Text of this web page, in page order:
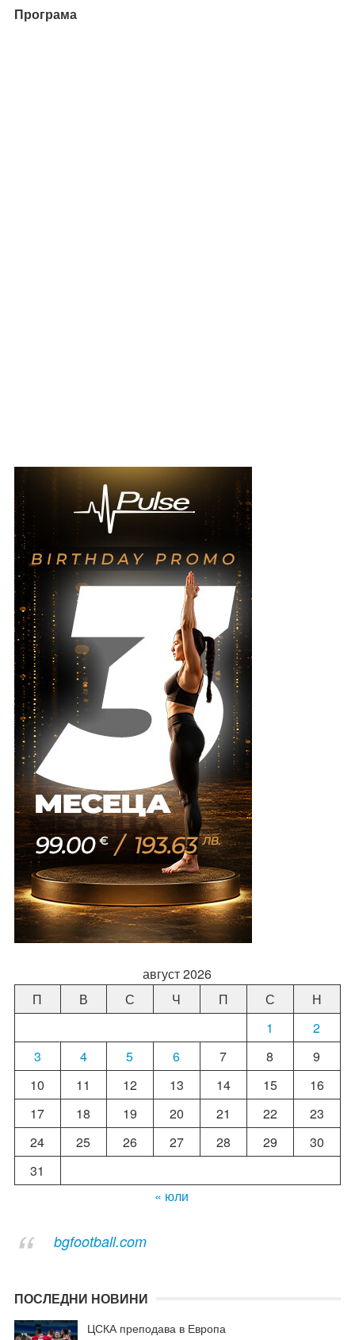
Програма
август 2026
П
В С Ч П С
Н
1
2
3
4 5 6 7 8
9
10
11 12 13 14 15
16
17
18 19 20 21 22
23
24
25 26 27 28 29
30
31
« юли
bgfootball.com
ПОСЛЕДНИ НОВИНИ
ЦСКА преподава в Европа